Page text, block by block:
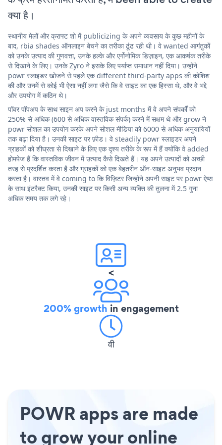
क्या है।
स्थानीय मेलों और क्राफ्ट शो में publicizing के अपने व्यवसाय के कुछ महीनों के
बाद, rbia shades ऑनलाइन बेचने का तरीका ढूंढ रही थी। वे wanted आगंतुकों
को उनके उत्पाद की गुणवत्ता, उनके हल्के और एर्गोनोमिक डिज़ाइन, एक आकर्षक तरीके
से दिखाने के लिए। उनके Zyro ने इसके लिए पर्याप्त समाधान नहीं दिया। उन्होंने
powr स्लाइडर खोजने से पहले एक different third-party apps की कोशिश
की और उनमें से कोई भी ऐसा नहीं लगा जैसे कि वे साइट का एक हिस्सा थे, और वे भद्दे
और उपयोग में कठिन थे।
पॉवर पॉपअप के साथ साइन अप करने के just months में वे अपने संपर्कों को
250% से अधिक (600 से अधिक वास्तविक संपर्क) करने में सक्षम थे और grow ने
powr सोशल का उपयोग करके अपने सोशल मीडिया को 6000 से अधिक अनुयायियों
तक बढ़ा दिया है। उनकी साइट पर फ़ीड। वे steadily powr स्लाइडर अपने
ग्राहकों को शीघ्रता से दिखाने के लिए एक दृश्य तरीके के रूप में हैं क्योंकि वे added
होमपेज हैं कि वास्तविक जीवन में उत्पाद कैसे दिखते हैं। यह अपने उत्पादों को अच्छी
तरह से प्रदर्शित करता है और ग्राहकों को एक बेहतरीन ऑन-साइट अनुभव प्रदान
करता है। वास्तव में वे coming to कि विज़िटर जिन्होंने अपनी साइट पर powr ऐप्स
के साथ इंटरैक्ट किया, उनकी साइट पर किसी अन्य व्यक्ति की तुलना में 2.5 गुना
अधिक समय तक लगे रहे।
<
200% growth in engagement
वी
POWR apps are made
to grow your online